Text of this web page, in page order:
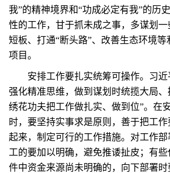
我”的精神境界和“功成必定有我”的历
性的工作，甘于抓未成之事，多谋划
短板、打通“断头路”、改善生态环境
项目。
安排工作要扎实统筹可操作。习近
强化精准思维，做到谋划时统揽大局
绣花功夫把工作做扎实、做到位”。在
时，要坚持实事求是原则，善于把工
起来，制定可行的工作措施。对工作
工的要加以明确，避免推诿扯皮；有
件中资金来源尚未明确的，向下部署